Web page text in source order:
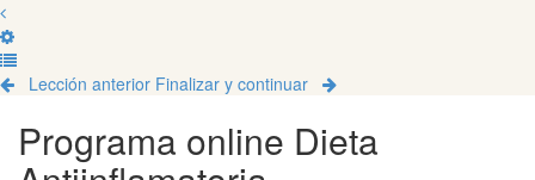
Lección anterior Finalizar y continuar
Programa online Dieta